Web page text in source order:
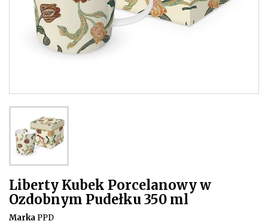
Liberty Kubek Porcelanowy w
Ozdobnym Pudełku 350 ml
Marka PPD